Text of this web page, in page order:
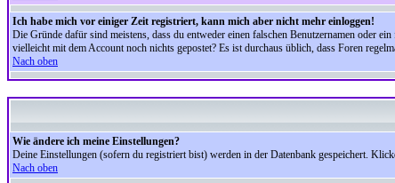
Ich habe mich vor einiger Zeit registriert, kann mich aber nicht mehr einloggen!
Die Gründe dafür sind meistens, dass du entweder einen falschen Benutzernamen oder
vielleicht mit dem Account noch nichts gepostet? Es ist durchaus üblich, dass Foren
Nach oben
Wie ändere ich meine Einstellungen?
Deine Einstellungen (sofern du registriert bist) werden in der Datenbank gespeichert.
Nach oben